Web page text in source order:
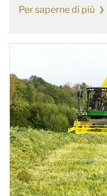
Per saperne di più